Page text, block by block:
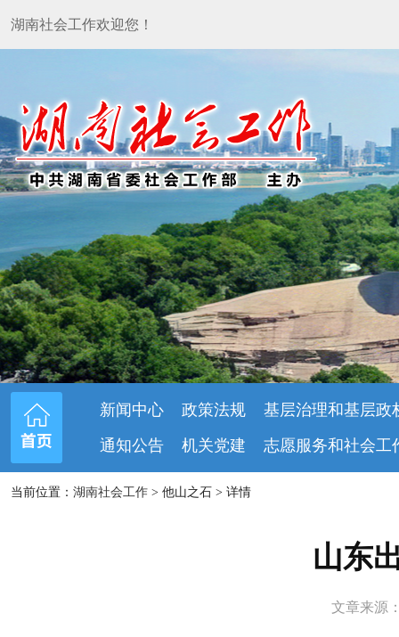
湖南社会工作欢迎您！
新闻中心 政策法规
基层治理和基层政
通知公告
机关党建 志愿服务和社会工
当前位置：湖南社会工作 > 他山之石 > 详情
山东
文章来源